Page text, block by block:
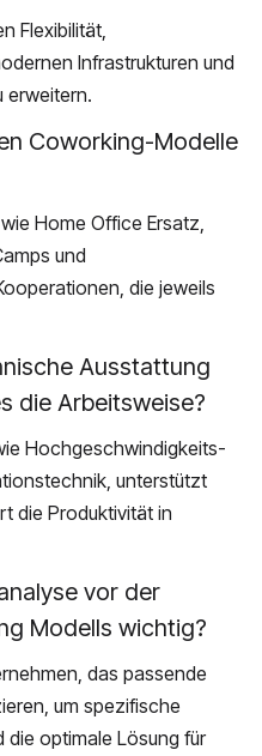
Flexibilität,
Infrastrukturen und
erweitern.
Coworking-Modelle
Home Office Ersatz,
und
die jeweils
Ausstattung
die Arbeitsweise?
Hochgeschwindigkeits-
unterstützt
die Produktivität in
vor der
Modells wichtig?
das passende
um spezifische
die optimale Lösung für